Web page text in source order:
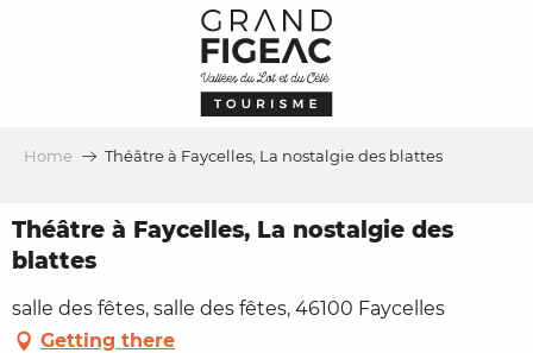
Home Théâtre à Faycelles, La nostalgie des blattes
Théâtre à Faycelles, La nostalgie des
blattes
salle des fêtes, salle des fêtes, 46100 Faycelles
Getting there